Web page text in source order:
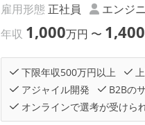
雇用形態 正社員 エンジ
年収 1,000万円 〜 1,400
下限年収500万円以上 上
アジャイル開発
B2Bの
オンラインで選考が受けら